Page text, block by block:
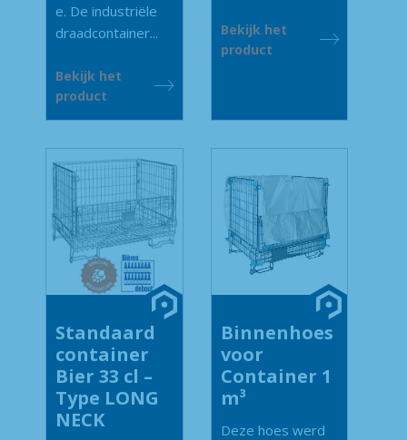
e. De industriële
draadcontainer...
Bekijk het
product
Bekijk het
product
Standaard
container
Bier 33 cl –
Type LONG
NECK
Binnenhoes
voor
Container 1
m³
Deze hoes werd